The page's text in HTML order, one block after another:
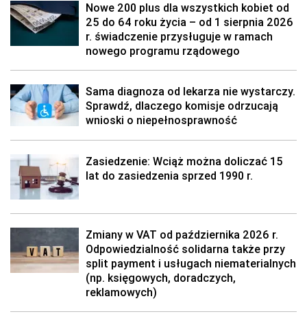
Nowe 200 plus dla wszystkich kobiet od
25 do 64 roku życia – od 1 sierpnia 2026
r. świadczenie przysługuje w ramach
nowego programu rządowego
Sama diagnoza od lekarza nie wystarczy.
Sprawdź, dlaczego komisje odrzucają
wnioski o niepełnosprawność
Zasiedzenie: Wciąż można doliczać 15
lat do zasiedzenia sprzed 1990 r.
Zmiany w VAT od października 2026 r.
Odpowiedzialność solidarna także przy
split payment i usługach niematerialnych
(np. księgowych, doradczych,
reklamowych)